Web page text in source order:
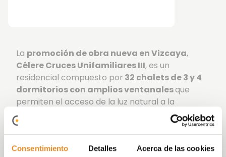
Consentimiento Detalles Acerca de las cookies
La promoción de obra nueva en Vizcaya,
Célere Cruces Unifamiliares III, es un
residencial compuesto por 32 chalets de 3 y 4
dormitorios con amplios ventanalesque
permiten el acceso de la luz natural a la
vivienda, disponen de varias terrazas lo que
facilita la ventilación cruzada y jardín, lo que
confiere mayor intimidad a los momentos
familiares.